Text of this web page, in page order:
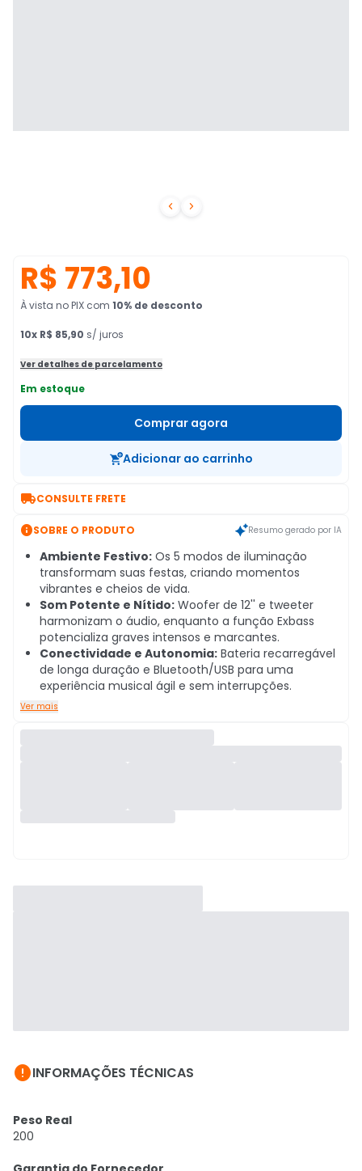
 
R$ 773,10
À vista no PIX com 10% de desconto
10x R$ 85,90 s/ juros
Ver detalhes de parcelamento
Em estoque
Comprar agora
Adicionar ao carrinho
CONSULTE FRETE
SOBRE O PRODUTO Resumo gerado por IA
Ambiente Festivo: Os 5 modos de iluminação
transformam suas festas, criando momentos
vibrantes e cheios de vida.
Som Potente e Nítido: Woofer de 12'' e tweeter
harmonizam o áudio, enquanto a função Exbass
potencializa graves intensos e marcantes.
Conectividade e Autonomia: Bateria recarregável
de longa duração e Bluetooth/USB para uma
experiência musical ágil e sem interrupções.
Ver mais
INFORMAÇÕES TÉCNICAS
Peso Real
200